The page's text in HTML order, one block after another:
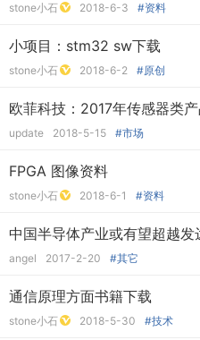
stone小石 2018-6-3 #资料
小项目：stm32 sw下载
stone小石 2018-6-2 #原创
欧菲科技：2017年传感器类
update 2018-5-15 #市场
FPGA 图像资料
stone小石 2018-6-1 #资料
中国半导体产业或有望超越发
angel 2017-2-20 #其它
通信原理方面书籍下载
stone小石 2018-5-30 #技术